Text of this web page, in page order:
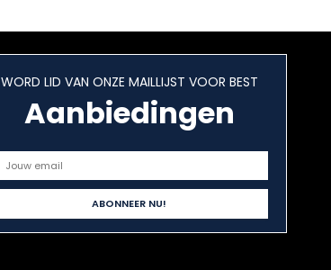
WORD LID VAN ONZE MAILLIJST VOOR BEST
Aanbiedingen